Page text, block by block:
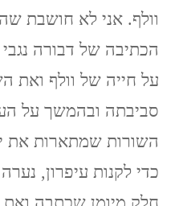
וולף. אני לא חושבת
הכתיבה של דבורה
על חייה של וולף ואת
סביבתה ובהמשך על
השורות שמתארות את